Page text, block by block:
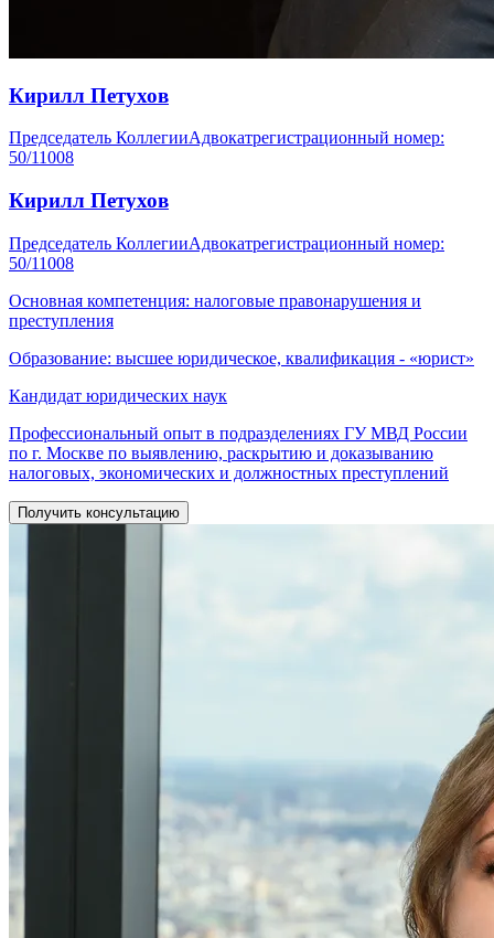
Кирилл Петухов
Председатель КоллегииАдвокатрегистрационный номер:
50/11008
Кирилл Петухов
Председатель КоллегииАдвокатрегистрационный номер:
50/11008
Основная компетенция: налоговые правонарушения и
преступления
Образование: высшее юридическое, квалификация - «юрист»
Кандидат юридических наук
Профессиональный опыт в подразделениях ГУ МВД России
по г. Москве по выявлению, раскрытию и доказыванию
налоговых, экономических и должностных преступлений
Получить консультацию